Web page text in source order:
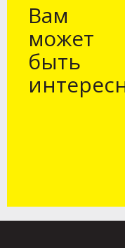
Вам
может
быть